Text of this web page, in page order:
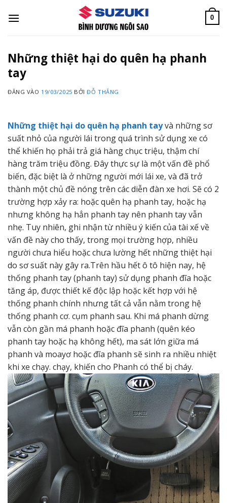
qua
0
Những thiệt hại do quên hạ phanh
tay
ĐĂNG VÀO 19/03/2025 BỞIĐỖ THẮNG
Những thiệt hại do quên hạ phanh tayvà những sơ
suất nhỏ của người lái trong quá trình sử dụng xe có
thể khiến họ phải trả giá hàng chục triệu, thậm chí
hàng trăm triệu đồng. Đây thực sự là một vấn đề phổ
biến, đặc biệt là ở những người mới lái xe, và đã trở
thành một chủ đề nóng trên các diễn đàn xe hơi. Sẽ có 2
trường hợp xảy ra: hoặc quên hạ phanh tay, hoặc hạ
nhưng không hạ hẳn phanh tay nên phanh tay vẫn
nhẹ. Tuy nhiên, ghi nhận từ nhiều ý kiến ​​của tài xế về
vấn đề này cho thấy, trong mọi trường hợp, nhiều
người chưa hiểu hoặc chưa lường hết những thiệt hại
do sơ suất này gây ra.Trên hầu hết ô tô hiện nay, hệ
thống phanh tay (phanh tay) sử dụng phanh đĩa hoặc
tăng áp, được thiết kế độc lập hoặc kết hợp với hệ
thống phanh chính nhưng tất cả vẫn nằm trong hệ
thống phanh cơ. cụm phanh sau. Khi má phanh dừng
vẫn còn gần má phanh hoặc đĩa phanh (quên kéo
phanh tay hoặc hạ không hết), ma sát lớn giữa má
phanh và moayơ hoặc đĩa phanh sẽ sinh ra nhiều nhiệt
khi xe chạy. chạy, khiến cho Phanh có thể bị cháy.